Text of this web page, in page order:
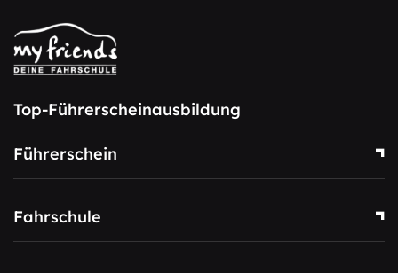
Top-Führerscheinausbildung
Führerschein
Fahrschule